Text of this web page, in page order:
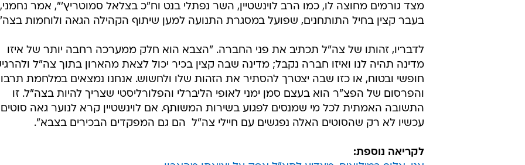
מצד גורמים מחוצה לו, כמו הרב לוינשטיין, השר נפתלי בנט וח"כ בצלאל סמוטריץ'", אמר נחמני,
בעבר קצין בחיל התותחנים, שפועל במסגרת התנועה למען שיתוף הקהילה הגאה ולוחמות
לדבריו, זהותו של צה"ל תכתיב את פני החברה. "הצבא הוא חלק ממערכה רחבה יותר של איזו
מדינה תהיה לנו ואיזו חברה נקבל; מדינה שבה קצין בכיר יכול לצאת מהארון בתוך צה"ל
חופשי ובטוח, או כזו שבה יצטרך להסתיר את הזהות שלו ולחשוש. אנחנו נמצאים במלחמת
והפרסום של הפצ"ר הוא בעצם סמן ימני לאופי הליברלי והפלורליסטי שצריך להיות בצה"ל. זו
התשובה האמתית לכל מי שמנסים לפגוע בשירות המשותף. אם לוינשטיין קרא לנוער גאה
עכשיו לא רק שהסוטים האלה נפגשים עם חיילי צה"ל  הם גם המפקדים הבכירים בצבא".
לקריאה נוספת: